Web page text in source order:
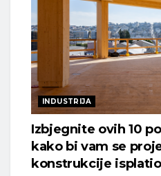
INDUSTRIJA
Izbjegnite ovih 10
kako bi vam se
konstrukcije isplatio